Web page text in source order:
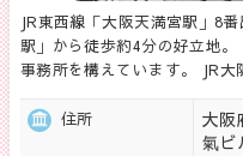
JR東西線「大阪天満宮駅」8
駅」から徒歩約4分の好立地
事務所を構えています。 JR
住所
大阪
氣ビ